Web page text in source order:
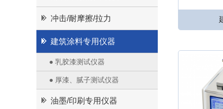
冲击/耐摩擦/拉力
建筑涂料专用仪器
● 乳胶漆测试仪器
● 厚漆、腻子测试仪器
油墨/印刷专用仪器